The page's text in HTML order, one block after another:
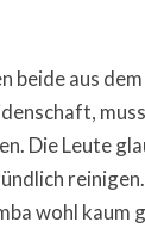
beide aus
Die Leute
wohl kaum